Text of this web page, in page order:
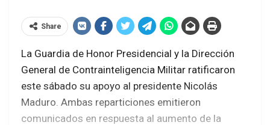
Share
La Guardia de Honor Presidencial y la Dirección
General de Contrainteligencia Militar ratificaron
este sábado su apoyo al presidente Nicolás
Maduro. Ambas reparticiones emitieron
comunicados en respuesta al aumento de la